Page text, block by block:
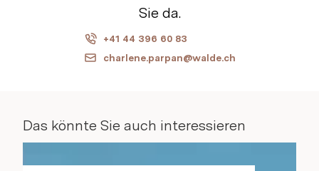
Sie da.
+41 44 396 60 83
charlene.parpan@walde.ch
Das könnte Sie auch interessieren